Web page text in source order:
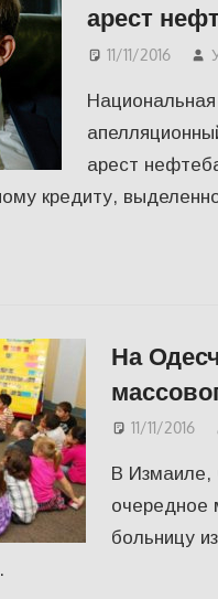
арест
11/11/2016
Национальная
арест
кредиту,
На
11/11/2016
В Измаиле,
очередное
больницу